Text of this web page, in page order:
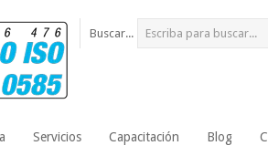
Buscar...
Servicios Capacitación Blog